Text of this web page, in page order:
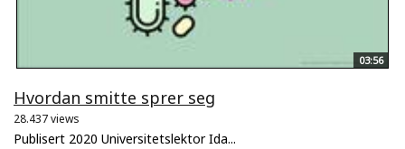
03:56
Hvordan smitte sprer seg
28.437 views
Publisert 2020 Universitetslektor Ida...